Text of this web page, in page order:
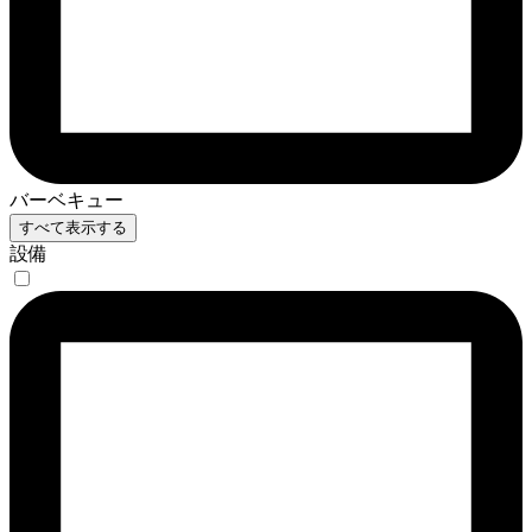
バーベキュー
すべて表示する
設備